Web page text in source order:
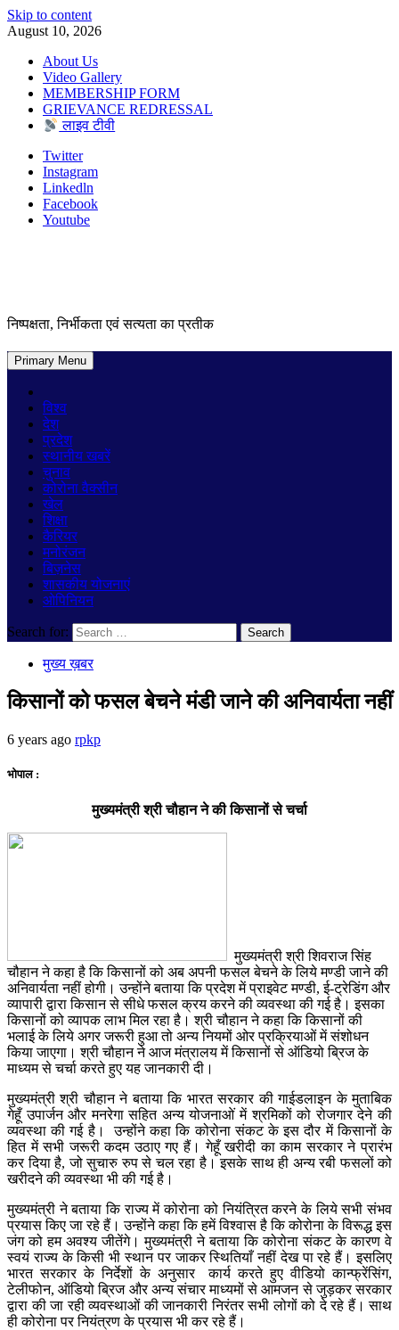
Skip to content
August 10, 2026
About Us
Video Gallery
MEMBERSHIP FORM
GRIEVANCE REDRESSAL
लाइव टीवी
Twitter
Instagram
Linkedln
Facebook
Youtube
निष्पक्षता, निर्भीकता एवं सत्यता का प्रतीक
Primary Menu
विश्व
देश
प्रदेश
स्थानीय खबरें
चुनाव
कोरोना वैक्सीन
खेल
शिक्षा
कैरियर
मनोरंजन
बिज़नेस
शासकीय योजनाएं
ओपिनियन
Search for:
मुख्य ख़बर
किसानों को फसल बेचने मंडी जाने की अनिवार्यता नहीं
6 years ago rpkp
भोपाल :
मुख्यमंत्री श्री चौहान ने की किसानों से चर्चा
मुख्यमंत्री श्री शिवराज सिंह
चौहान ने कहा है कि किसानों को अब अपनी फसल बेचने के लिये मण्डी जाने की
अनिवार्यता नहीं होगी। उन्होंने बताया कि प्रदेश में प्राइवेट मण्डी, ई-ट्रेडिंग और
व्यापारी द्वारा किसान से सीधे फसल क्रय करने की व्यवस्था की गई है। इसका
किसानों को व्यापक लाभ मिल रहा है। श्री चौहान ने कहा कि किसानों की
भलाई के लिये अगर जरूरी हुआ तो अन्य नियमों ओर प्रक्रियाओं में संशोधन
किया जाएगा। श्री चौहान ने आज मंत्रालय में किसानों से ऑडियो ब्रिज के
माध्यम से चर्चा करते हुए यह जानकारी दी।
मुख्यमंत्री श्री चौहान ने बताया कि भारत सरकार की गाईडलाइन के मुताबिक
गेहूँ उपार्जन और मनरेगा सहित अन्य योजनाओं में श्रमिकों को रोजगार देने की
व्यवस्था की गई है। उन्होंने कहा कि कोरोना संकट के इस दौर में किसानों के
हित में सभी जरूरी कदम उठाए गए हैं। गेहूँ खरीदी का काम सरकार ने प्रारंभ
कर दिया है, जो सुचारु रुप से चल रहा है। इसके साथ ही अन्य रबी फसलों को
खरीदने की व्यवस्था भी की गई है।
मुख्यमंत्री ने बताया कि राज्य में कोरोना को नियंत्रित करने के लिये सभी संभव
प्रयास किए जा रहे हैं। उन्होंने कहा कि हमें विश्वास है कि कोरोना के विरूद्ध इस
जंग को हम अवश्य जीतेंगे। मुख्यमंत्री ने बताया कि कोरोना संकट के कारण वे
स्वयं राज्य के किसी भी स्थान पर जाकर स्थितियाँ नहीं देख पा रहे हैं। इसलिए
भारत सरकार के निर्देशों के अनुसार कार्य करते हुए वीडियो कान्फ्रेंसिंग,
टेलीफोन,ऑडियो ब्रिज और अन्य संचार माध्यमों से आमजन से जुड़कर सरकार
द्वारा की जा रही व्यवस्थाओं की जानकारी निरंतर सभी लोगों को दे रहे हैं। साथ
ही कोरोना पर नियंत्रण के प्रयास भी कर रहे हैं।